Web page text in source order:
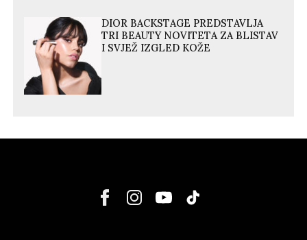
DIOR BACKSTAGE PREDSTAVLJA
TRI BEAUTY NOVITETA ZA BLISTAV
I SVJEŽ IZGLED KOŽE